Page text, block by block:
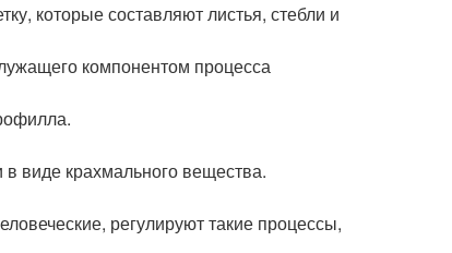
которые составляют листья, стебли и
компонентом процесса
виде крахмального вещества.
регулируют такие процессы,